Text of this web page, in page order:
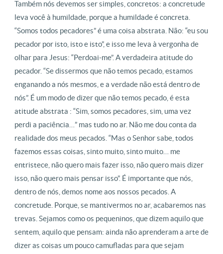
Também nós devemos ser simples, concretos: a concretude
leva você à humildade, porque a humildade é concreta.
“Somos todos pecadores” é uma coisa abstrata. Não: “eu sou
pecador por isto, isto e isto”, e isso me leva à vergonha de
olhar para Jesus: “Perdoai-me”. A verdadeira atitude do
pecador. “Se dissermos que não temos pecado, estamos
enganando a nós mesmos, e a verdade não está dentro de
nós”. É um modo de dizer que não temos pecado, é esta
atitude abstrata : “Sim, somos pecadores, sim, uma vez
perdi a paciência…” mas tudo no ar. Não me dou conta da
realidade dos meus pecados. “Mas o Senhor sabe, todos
fazemos essas coisas, sinto muito, sinto muito… me
entristece, não quero mais fazer isso, não quero mais dizer
isso, não quero mais pensar isso”. É importante que nós,
dentro de nós, demos nome aos nossos pecados. A
concretude. Porque, se mantivermos no ar, acabaremos nas
trevas. Sejamos como os pequeninos, que dizem aquilo que
sentem, aquilo que pensam: ainda não aprenderam a arte de
dizer as coisas um pouco camufladas para que sejam